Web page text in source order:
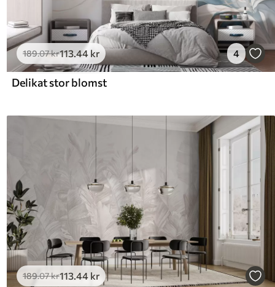
189.07kr113.44 kr 4
Delikat stor blomst
189.07kr113.44 kr